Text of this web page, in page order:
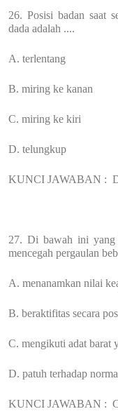
26. Posisi badan saat
dada adalah ....
A. terlentang
B. miring ke kanan
C. miring ke kiri
D. telungkup
KUNCI JAWABAN :
27. Di bawah ini yang
mencegah pergaulan
A. menanamkan nilai
B. beraktifitas secara
C. mengikuti adat barat
D. patuh terhadap
KUNCI JAWABAN :